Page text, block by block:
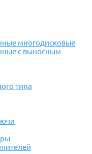
многодисковые
с выносным
типа